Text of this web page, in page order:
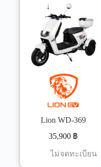
Lion WD-369
35,900 ฿
ไม่จดทะเบียน